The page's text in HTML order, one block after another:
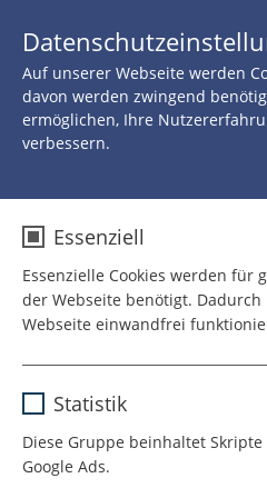
Zurück zu allen
24.JANUAR 2022
ROTE NASEN
trainieren
Auf unserer Webseite werden
davon werden zwingend
ermöglichen, Ihre
verbessern.
Essenziell
Essenzielle Cookies werden für
der Webseite benötigt.
Webseite einwandfrei
Laufzeit
Statistik
Diese Gruppe beinhaltet
Google Ads.